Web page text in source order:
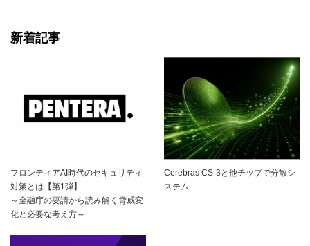
新着記事
フロンティアAI時代のセキュリティ
対策とは【第1弾】
～金融庁の要請から読み解く脅威変
化と必要な考え方～
Cerebras CS-3と他チップで分散シ
ステム